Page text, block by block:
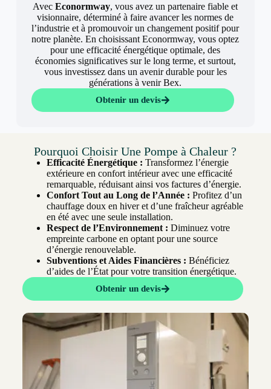
AvecEconormway, vous avez un partenaire fiable et
visionnaire, déterminé à faire avancer les normes de
l’industrie et à promouvoir un changement positif pour
notre planète. En choisissant Econormway, vous optez
pour une efficacité énergétique optimale, des
économies significatives sur le long terme, et surtout,
vous investissez dans un avenir durable pour les
générations à venir Bex.
Obtenir un devis
Pourquoi Choisir Une Pompe à Chaleur ?
Efficacité Énergétique : Transformez l’énergie
extérieure en confort intérieur avec une efficacité
remarquable, réduisant ainsi vos factures d’énergie.
Confort Tout au Long de l’Année : Profitez d’un
chauffage doux en hiver et d’une fraîcheur agréable
en été avec une seule installation.
Respect de l’Environnement : Diminuez votre
empreinte carbone en optant pour une source
d’énergie renouvelable.
Subventions et Aides Financières : Bénéficiez
d’aides de l’État pour votre transition énergétique.
Obtenir un devis